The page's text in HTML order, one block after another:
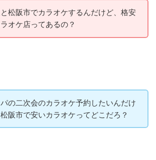
松阪市でカラオケするんだけど、格安
オケ店ってあるの？
の二次会のカラオケ予約したいんだけ
阪市で安いカラオケってどこだろ？